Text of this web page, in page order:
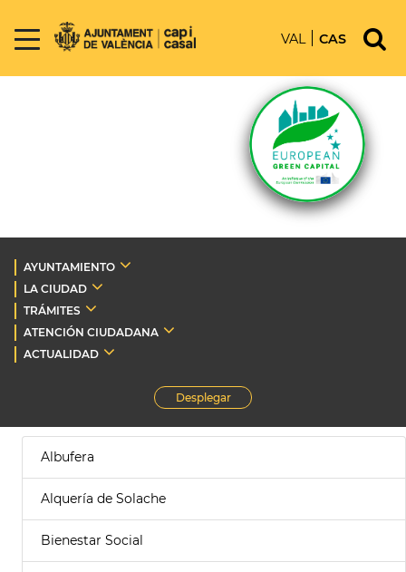
VAL CAS
AYUNTAMIENTO
LA CIUDAD
TRÁMITES
ATENCIÓN CIUDADANA
ACTUALIDAD
Desplegar
Albufera
Alquería de Solache
Bienestar Social